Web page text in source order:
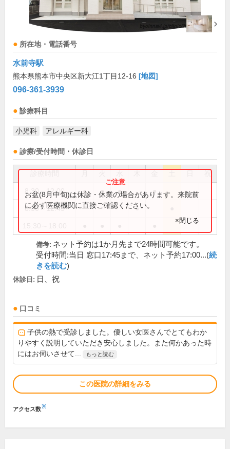
所在地・電話番号
水前寺駅
熊本県熊本市中央区新大江1丁目12-16 [地図]
096-361-3939
診療科目
小児科 アレルギー科
診療/受付時間・休診日
祝
8:30～12:00 ● ● ● ●
8:30～12:45 ●
お盆(8月中旬)は休診・休業の場合があります。来院前
に必ず医療機関に直接ご確認ください。
×閉じる
備考: ネット予約は1か月先まで24時間可能です。
受付時間:当日 窓口17:45まで、ネット予約17:00...(続
きを読む)
休診日: 日、祝
口コミ
子供の熱で受診しました。優しい女医さんでとてもわか
りやすく説明していただき安心しました。また何かあった時
にはお伺いさせて...
もっと読む
この医院の詳細をみる
アクセス数※